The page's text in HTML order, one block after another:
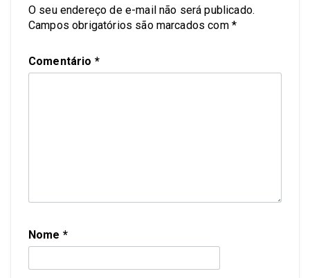
O seu endereço de e-mail não será publicado.
Campos obrigatórios são marcados com *
Comentário *
Nome *